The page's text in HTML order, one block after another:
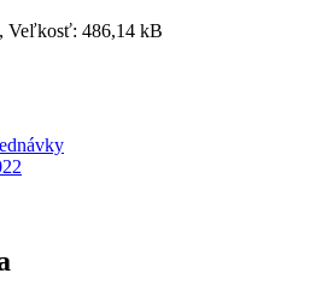
Veľkosť: 486,14 kB